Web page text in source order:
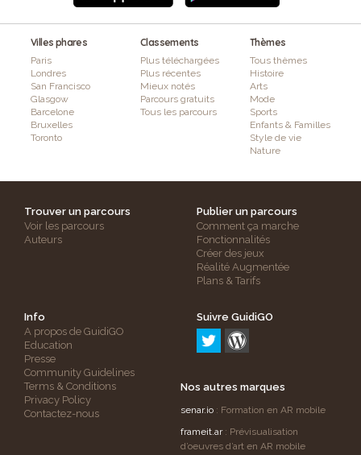
Villes phares
Paris
Londres
San Francisco
Glasgow
Barcelone
Bruxelles
Toronto
Classements
Plus téléchargées
Plus récentes
Mieux notés
Parcours gratuits
Tous les parcours
Thèmes
Tous thèmes
Histoire
Arts
Mode
Sports
Enfants & Familles
Style de vie
Nature
Trouver un parcours
Voir les parcours
Auteurs
Publier un parcours
Comment ça marche
Fonctionnalités
Créer des jeux
Réalité Augmentée
Plans & Tarifs
Info
A propos de GuidiGO
Education
Presse
Community Guidelines
Terms & Conditions
Privacy Policy
Contactez-nous
Suivre GuidiGO
Nos autres marques
senar.io : Formation en AR mobile
frameit.ar: Prévisualisation
d’oeuvres d’art en AR mobile